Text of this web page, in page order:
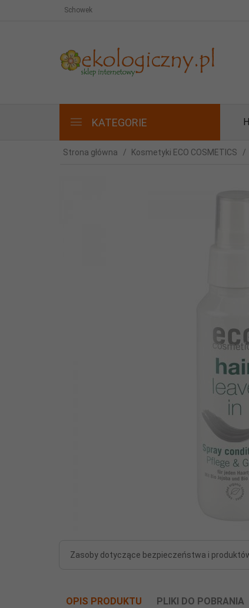
Schowek
KATEGORIE
Strona główna Kosmetyki ECO COSMETICS
Zasoby dotyczące bezpieczeństwa i
OPIS PRODUKTU PLIKI DO POBRANIA